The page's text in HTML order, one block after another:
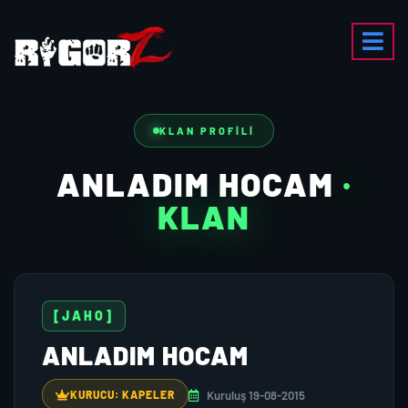
KLAN PROFILI
ANLADIM HOCAM ·
KLAN
[JAHO]
ANLADIM HOCAM
KURUCU: KAPELER Kuruluş 19-08-2015